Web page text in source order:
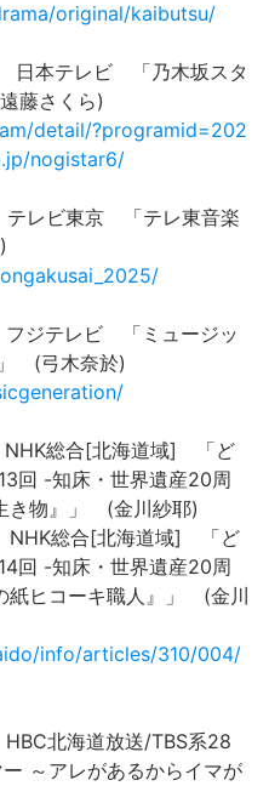
original/kaibutsu/
本テレビ 「乃木坂スタ
藤さくら)
detail/?programid=202
nogistar6/
レビ東京 「テレ東音楽
ジテレビ 「ミュージッ
(弓木奈於)
総合[北海道域] 「ど
回 -知床・世界遺産20周
き物』」 (金川紗耶)
総合[北海道域] 「ど
回 -知床・世界遺産20周
紙ヒコーキ職人』」 (金川
info/articles/310/004/
北海道放送/TBS系28
～アレがあるからイマが